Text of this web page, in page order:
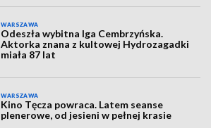
WARSZAWA
Odeszła wybitna Iga Cembrzyńska.
Aktorka znana z kultowej Hydrozagadki
miała 87 lat
WARSZAWA
Kino Tęcza powraca. Latem seanse
plenerowe, od jesieni w pełnej krasie